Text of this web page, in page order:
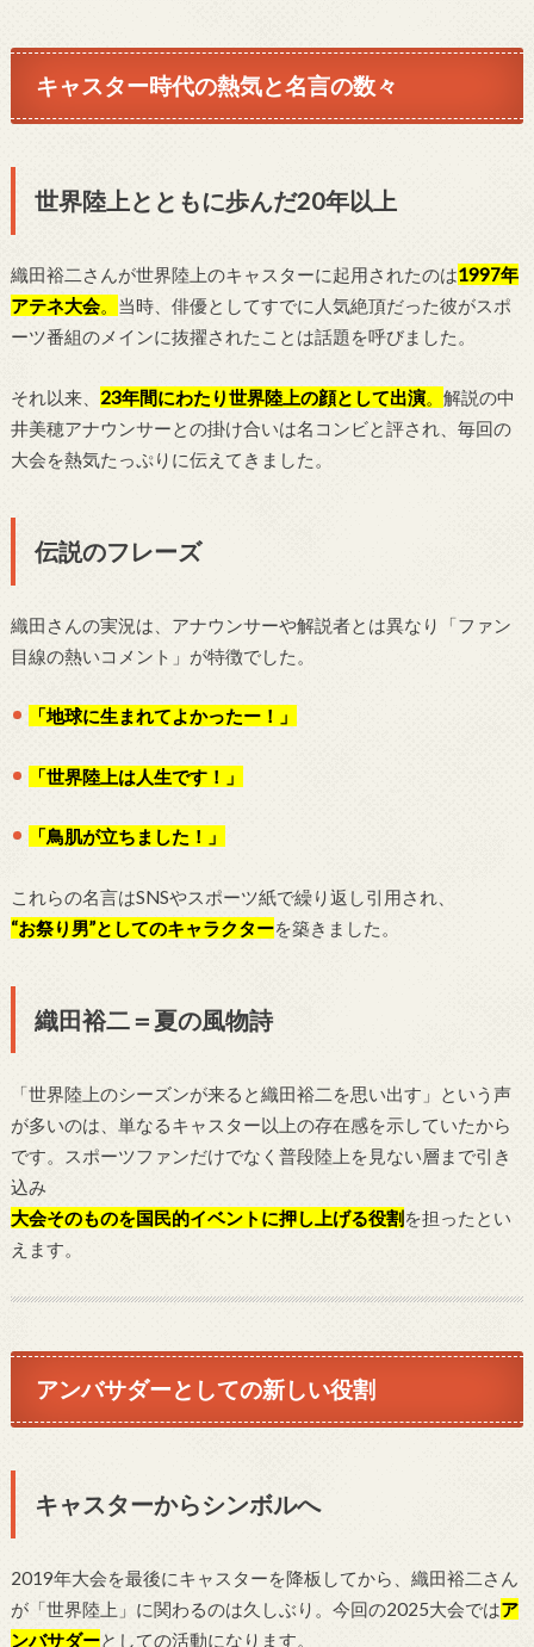
キャスター時代の熱気と名言の数々
世界陸上とともに歩んだ20年以上
織田裕二さんが世界陸上のキャスターに起用されたのは1997年
アテネ大会。 当時、俳優としてすでに人気絶頂だった彼がスポ
ーツ番組のメインに抜擢されたことは話題を呼びました。
それ以来、 23年間にわたり世界陸上の顔として出演。 解説の中
井美穂アナウンサーとの掛け合いは名コンビと評され、毎回の
大会を熱気たっぷりに伝えてきました。
伝説のフレーズ
織田さんの実況は、アナウンサーや解説者とは異なり「ファン
目線の熱いコメント」が特徴でした。
「地球に生まれてよかったー！」
「世界陸上は人生です！」
「鳥肌が立ちました！」
これらの名言はSNSやスポーツ紙で繰り返し引用され、
“お祭り男”としてのキャラクターを築きました。
織田裕二＝夏の風物詩
「世界陸上のシーズンが来ると織田裕二を思い出す」という声
が多いのは、単なるキャスター以上の存在感を示していたから
です。スポーツファンだけでなく普段陸上を見ない層まで引き
込み
大会そのものを国民的イベントに押し上げる役割を担ったとい
えます。
アンバサダーとしての新しい役割
キャスターからシンボルへ
2019年大会を最後にキャスターを降板してから、織田裕二さん
が「世界陸上」に関わるのは久しぶり。今回の2025大会ではア
ンバサダーとしての活動になります。